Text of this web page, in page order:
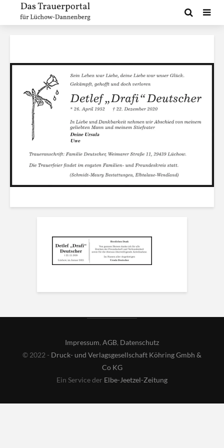
Impressum, AGB, Datenschutz
© 2022 - Druck- und Verlagsgesellschaft Köhring Gmbh &
Co KG
Ein Service der Elbe-Jeetzel-Zeitung